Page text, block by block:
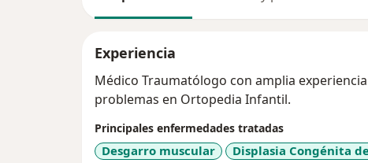
Experiencia
Médico Traumatólogo con amplia
problemas en Ortopedia Infantil.
Principales enfermedades tratadas
Desgarro muscular Displasia Congénita